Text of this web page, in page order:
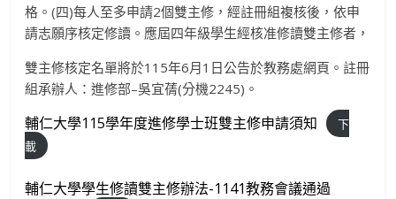
格。(四)每人至多申請2個雙主修，經註冊組複核後，依申
請志願序核定修讀。應屆四年級學生經核准修讀雙主修者，
雙主修核定名單將於115年6月1 日公告於教務處網頁。註冊
組承辦人：進修部–吳宜蒨(分機2245) 。
輔仁大學115學年度進修學士班雙主修申請須知
下
載
輔仁大學學生修讀雙主修辦法-1141教務會議通過